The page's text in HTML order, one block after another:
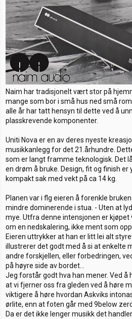
Naim har tradisjonelt vært stor på
mange som bor i små hus ned små
alle år har tatt hensyn til dette ved å
plasskrevende komponenter.
Uniti Nova er en av deres nyeste
musikkanlegg for det 21.århundre.
som er langt framme teknologisk. Det
en drøm å bruke. Design, fit og finish er
kompakt sak med vekt på ca 14 kg.
Planen var i flg eieren å forenkle
mindre dominerende i stua. - Uten at
mye. Utfra denne intensjonen er kjøpet
om en nedskalering, ikke ment som
Eieren uttrykker at han er litt lei alt
illustrerer det godt med å si at enkelte
andre forskjellen, eller forbedringen,
på høyre side av bordet...
Jeg forstår godt hva han mener. Ved å
at vi fjerner oss fra gleden ved å høre
viktigere å høre hvordan Askviks
ørlite, enn at foten går med 9below
Da er det ikke lenger musikk det